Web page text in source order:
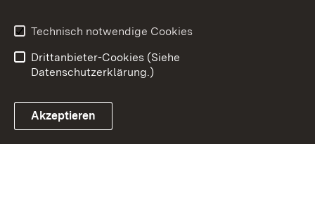
Benutzungshinweise
Erklärung zur
Technisch notwendige Cookies
Drittanbieter-Cookies (Siehe
Datenschutzerklärung.)
Akzeptieren